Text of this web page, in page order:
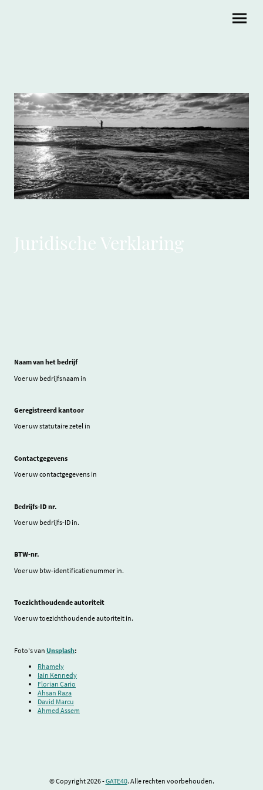
Juridische Verklaring
Naam van het bedrijf
Voer uw bedrijfsnaam in
Geregistreerd kantoor
Voer uw statutaire zetel in
Contactgegevens
Voer uw contactgegevens in
Bedrijfs-ID nr.
Voer uw bedrijfs-ID in.
BTW-nr.
Voer uw btw-identificatienummer in.
Toezichthoudende autoriteit
Voer uw toezichthoudende autoriteit in.
Foto's van Unsplash:
Rhamely
Iain Kennedy
Florian Cario
Ahsan Raza
David Marcu
Ahmed Assem
© Copyright 2026 -GATE40. Alle rechten voorbehouden.